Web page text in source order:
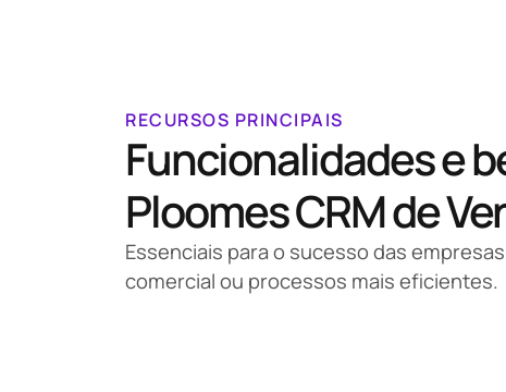
RECURSOS PRINCIPAIS
Funcionalidades e
Ploomes CRM de
Essenciais para o sucesso das
comercial ou processos mais eficientes.